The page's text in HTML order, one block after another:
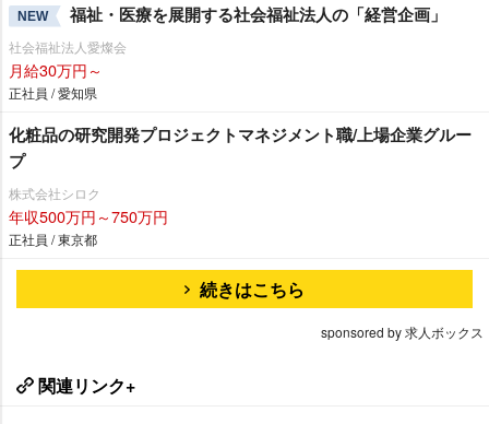
NEW 福祉・医療を展開する社会福祉法人の「経営企画」
社会福祉法人愛燦会
月給30万円～
正社員 / 愛知県
化粧品の研究開発プロジェクトマネジメント職/上場企業グルー
プ
株式会社シロク
年収500万円～750万円
正社員 / 東京都
続きはこちら
sponsored by 求人ボックス
関連リンク+